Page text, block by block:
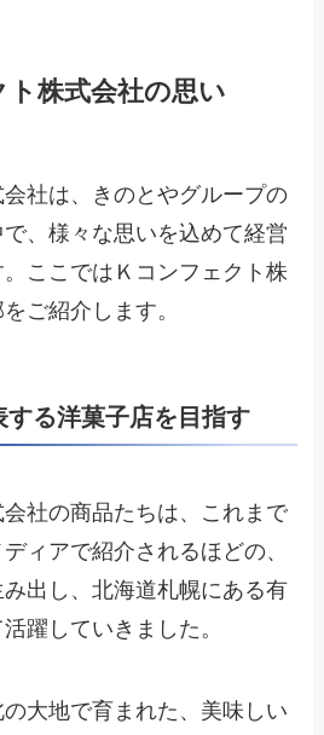
株式会社の思い
社は、きのとやグループの
、様々な思いを込めて経営
ここではＫコンフェクト株
ご紹介します。
する洋菓子店を目指す
社の商品たちは、これまで
ィアで紹介されるほどの、
出し、北海道札幌にある有
躍していきました。
大地で育まれた、美味しい